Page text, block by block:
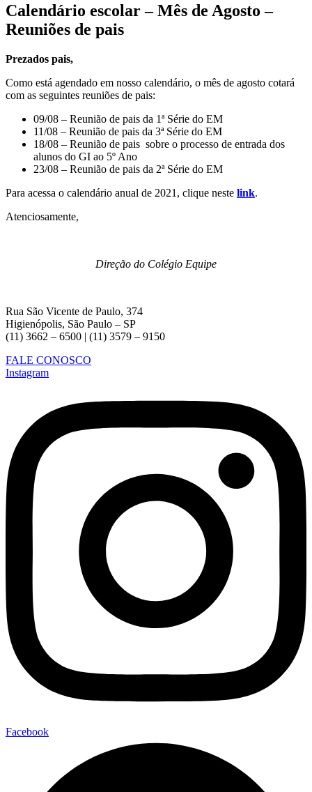
Calendário escolar – Mês de Agosto –
Reuniões de pais
Prezados pais,
Como está agendado em nosso calendário, o mês de agosto cotará
com as seguintes reuniões de pais:
09/08 – Reunião de pais da 1ª Série do EM
11/08 – Reunião de pais da 3ª Série do EM
18/08 – Reunião de pais sobre o processo de entrada dos
alunos do GI ao 5º Ano
23/08 – Reunião de pais da 2ª Série do EM
Para acessa o calendário anual de 2021, clique neste link.
Atenciosamente,
Direção do Colégio Equipe
Rua São Vicente de Paulo, 374
Higienópolis, São Paulo – SP
(11) 3662 – 6500 | (11) 3579 – 9150
FALE CONOSCO
Instagram
Facebook